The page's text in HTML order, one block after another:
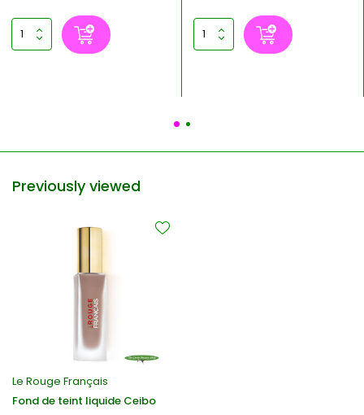
Previously viewed
Le Rouge Français
Fond de teint liquide Ceibo